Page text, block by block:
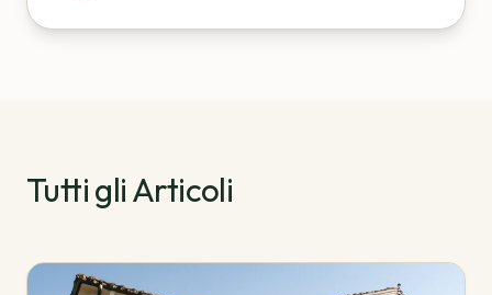
Tutti gli Articoli